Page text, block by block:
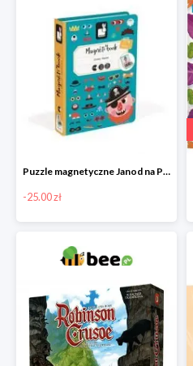
Puzzle magnetyczne Janod na Preznt od zajączka w Bee -25 zł
-25.00 zł